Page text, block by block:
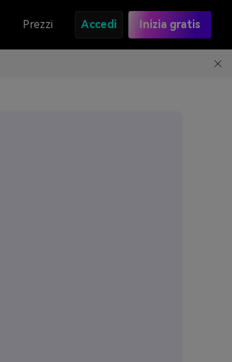
Prezzi Accedi Inizia gratis